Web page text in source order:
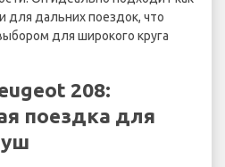
для дальних поездок, что
для широкого круга
208:
поездка для